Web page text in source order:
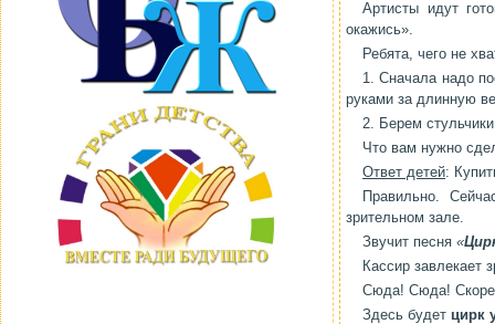
Артисты идут
окажись».
Ребята, чего не
1. Сначала надо
руками за длинную
2. Берем
Что вам нужно
Ответ детей:
Правильно.
зрительном зале.
Звучит песня «
Кассир завлекает
Сюда! Сюда!
Здесь будет цирк